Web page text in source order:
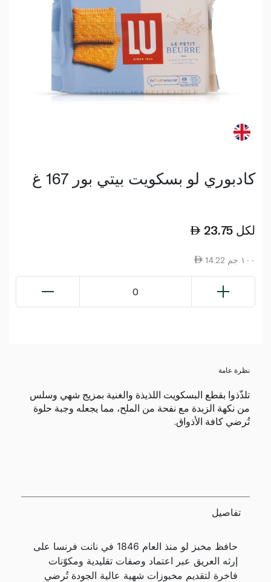
كادبوري لو بسكويت بيتي بور 167 غ
23.75 لكل
14.22 ١٠٠ جم
0
نظرة عامة
تلذّذوا بقطع البسكويت اللذيذة والغنية بمزيج شهي وسلس
من نكهة الزبدة مع نفحة من الملح، مما يجعله وجبة حلوة
تُرضي كافة الأذواق.
تفاصيل
حافظ مخبز لو منذ العام 1846 في نانت فرنسا على
إرثه العريق عبر اعتماد وصفات تقليدية ومكوّنات
فاخرة لتقديم مخبوزات شهية عالية الجودة تُرضي